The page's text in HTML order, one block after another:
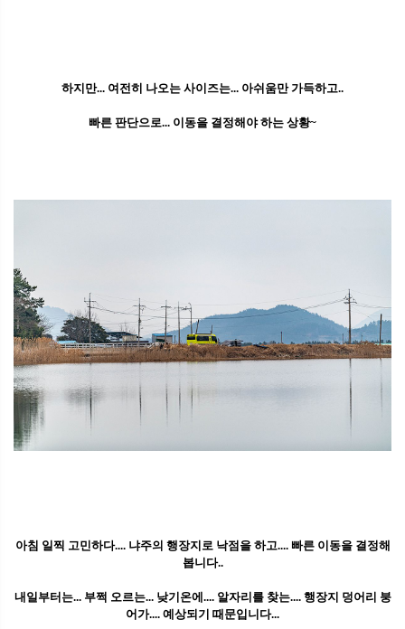
하지만... 여전히 나오는 사이즈는... 아쉬움만 가득하고..
빠른 판단으로... 이동을 결정해야 하는 상황~
아침 일찍 고민하다.... 냐주의 행장지로 낙점을 하고.... 빠른 이동을 결정해
봅니다..
내일부터는... 부쩍 오르는... 낮기온에.... 알자리를 찾는.... 행장지 덩어리 붕
어가.... 예상되기 때문입니다...